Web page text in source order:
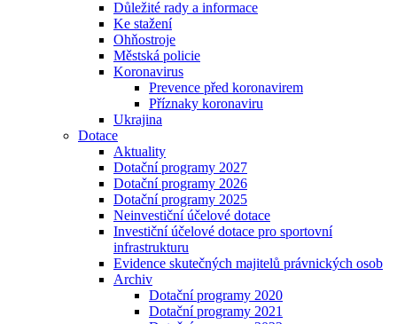
Důležité rady a informace
Ke stažení
Ohňostroje
Městská policie
Koronavirus
Prevence před koronavirem
Příznaky koronaviru
Ukrajina
Dotace
Aktuality
Dotační programy 2027
Dotační programy 2026
Dotační programy 2025
Neinvestiční účelové dotace
Investiční účelové dotace pro sportovní
infrastrukturu
Evidence skutečných majitelů právnických osob
Archiv
Dotační programy 2020
Dotační programy 2021